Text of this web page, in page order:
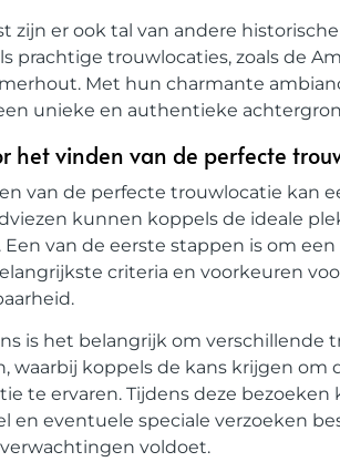
zijn er ook tal van andere
prachtige trouwlocaties, zoals de
Met hun charmante
unieke en authentieke
het vinden van de perfecte
van de perfecte trouwlocatie kan
kunnen koppels de ideale
Een van de eerste stappen is om
criteria en voorkeuren
is het belangrijk om
waarbij koppels de kans krijgen
te ervaren. Tijdens deze
en eventuele speciale verzoeken
voldoet.